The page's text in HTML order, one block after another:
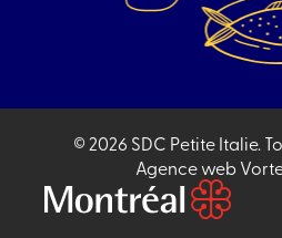
© 2026 SDC Petite Italie.
Agence web
Aller
sur